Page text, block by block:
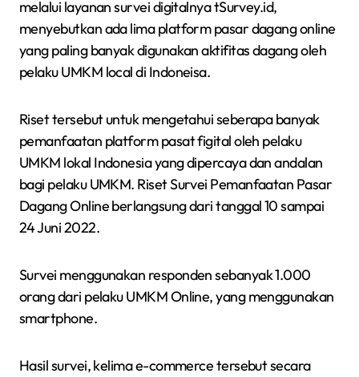
melalui layanan survei digitalnya tSurvey.id,
menyebutkan ada lima platform pasar dagang online
yang paling banyak digunakan aktifitas dagang oleh
pelaku UMKM local di Indoneisa.
Riset tersebut untuk mengetahui seberapa banyak
pemanfaatan platform pasat figital oleh pelaku
UMKM lokal Indonesia yang dipercaya dan andalan
bagi pelaku UMKM. Riset Survei Pemanfaatan Pasar
Dagang Online berlangsung dari tanggal 10 sampai
24 Juni 2022.
Survei menggunakan responden sebanyak 1.000
orang dari pelaku UMKM Online, yang menggunakan
smartphone.
Hasil survei, kelima e-commerce tersebut secara